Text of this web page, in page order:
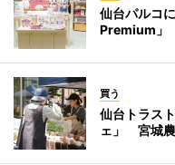
仙台パルコ
Premium」
買う
仙台トラス
ェ」 宮城